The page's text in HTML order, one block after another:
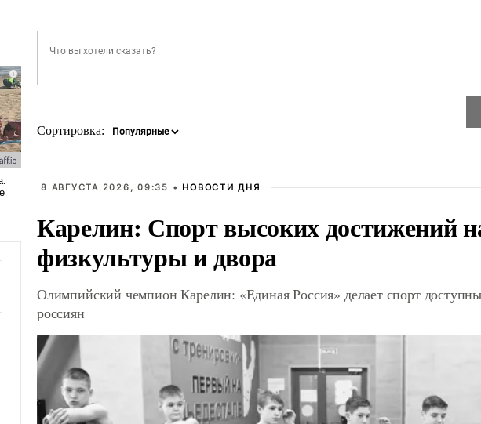
Сортировка:
8 АВГУСТА 2026, 09:35 • НОВОСТИ ДНЯ
Карелин: Спорт высоких достижений
физкультуры и двора
Олимпийский чемпион Карелин: «Единая Россия» делает спорт
россиян